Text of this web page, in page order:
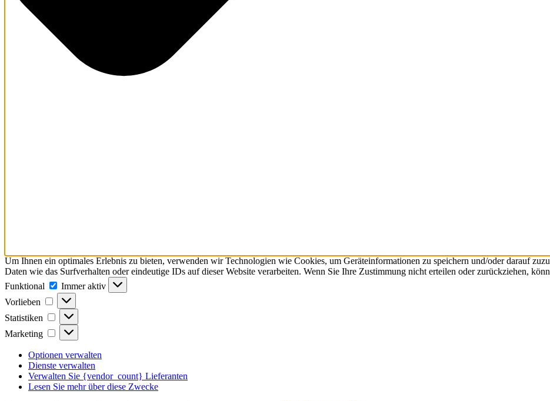
Um Ihnen ein optimales Erlebnis zu bieten, verwenden wir Technologien wie Cookies, um Geräteinformationen zu speichern und/oder darauf
Daten wie das Surfverhalten oder eindeutige IDs auf dieser Website verarbeiten. Wenn Sie Ihre Zustimmung nicht erteilen oder zurückziehen,
Funktional
Funktional
Immer aktiv
Vorlieben
Vorlieben
Statistiken Statistiken
Marketing Marketing
Optionen verwalten
Dienste verwalten
Verwalten Sie {vendor_count} Lieferanten
Lesen Sie mehr über diese Zwecke